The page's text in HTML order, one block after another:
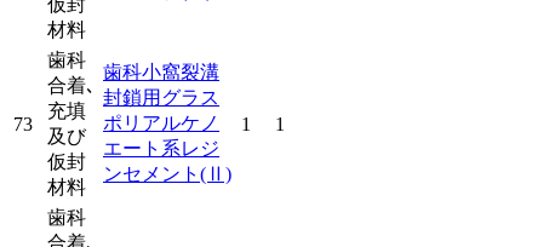
仮封
材料
73
歯科
合着､
充填
及び
仮封
材料
歯科小窩裂溝
封鎖用グラス
ポリアルケノ
エート系レジ
ンセメント (Ⅱ)
1 1
歯科